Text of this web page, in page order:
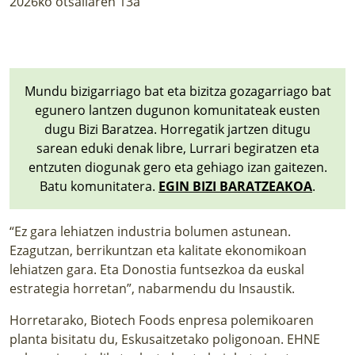
Mundu bizigarriago bat eta bizitza gozagarriago bat
egunero lantzen dugunon komunitateak eusten
dugu Bizi Baratzea. Horregatik jartzen ditugu
sarean eduki denak libre, Lurrari begiratzen eta
entzuten diogunak gero eta gehiago izan gaitezen.
Batu komunitatera. EGIN BIZI BARATZEAKOA.
“Ez gara lehiatzen industria bolumen astunean.
Ezagutzan, berrikuntzan eta kalitate ekonomikoan
lehiatzen gara. Eta Donostia funtsezkoa da euskal
estrategia horretan”, nabarmendu du Insaustik.
Horretarako, Biotech Foods enpresa polemikoaren
planta bisitatu du, Eskusaitzetako poligonoan. EHNE